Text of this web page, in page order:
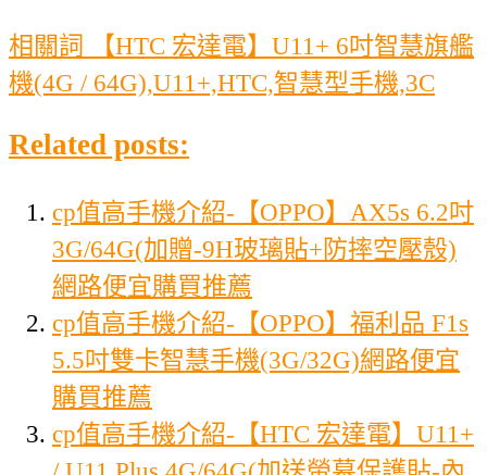
相關詞 【HTC 宏達電】U11+ 6吋智慧旗艦
機(4G / 64G),U11+,HTC,智慧型手機,3C
Related posts:
cp值高手機介紹-【OPPO】AX5s 6.2吋
3G/64G(加贈-9H玻璃貼+防摔空壓殼)
網路便宜購買推薦
cp值高手機介紹-【OPPO】福利品 F1s
5.5吋雙卡智慧手機(3G/32G)網路便宜
購買推薦
cp值高手機介紹-【HTC 宏達電】U11+